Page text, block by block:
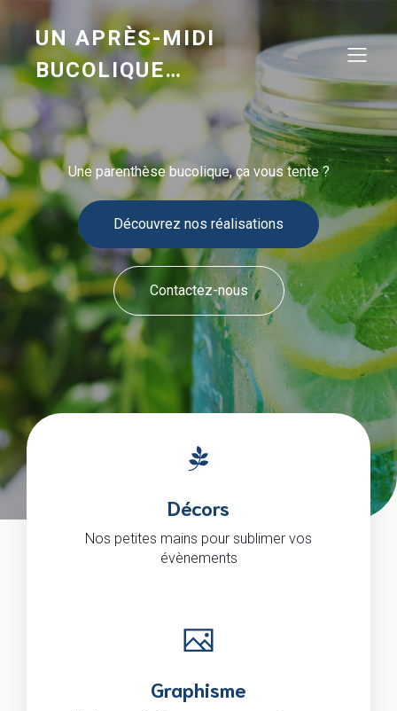
UN APRÈS-MIDI
BUCOLIQUE…
Une parenthèse bucolique, ça vous tente ?
Découvrez nos réalisations
Contactez-nous
Décors
Nos petites mains pour sublimer vos
évènements
Graphisme